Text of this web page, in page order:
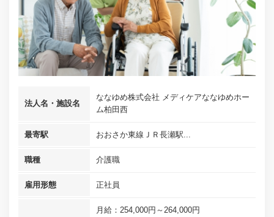
法人名・施設名
ななゆめ株式会社 メディケアななゆめホー
ム柏田西
最寄駅 おおさか東線ＪＲ長瀬駅...
職種 介護職
雇用形態 正社員
月給：254,000円～264,000円